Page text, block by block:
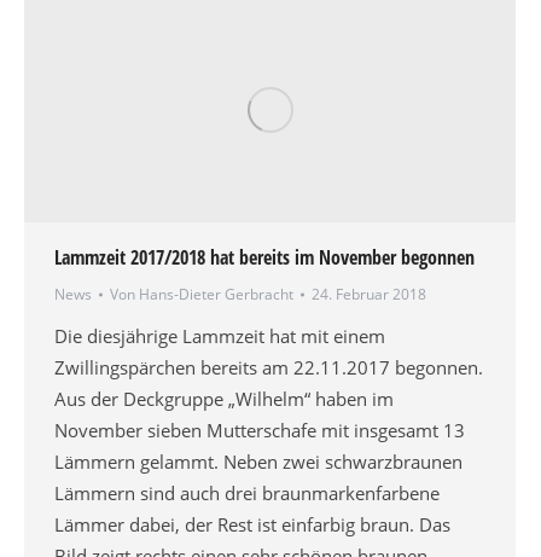
Lammzeit 2017/2018 hat bereits im November begonnen
News Von Hans-Dieter Gerbracht 24. Februar 2018
Die diesjährige Lammzeit hat mit einem
Zwillingspärchen bereits am 22.11.2017 begonnen.
Aus der Deckgruppe „Wilhelm“ haben im
November sieben Mutterschafe mit insgesamt 13
Lämmern gelammt. Neben zwei schwarzbraunen
Lämmern sind auch drei braunmarkenfarbene
Lämmer dabei, der Rest ist einfarbig braun. Das